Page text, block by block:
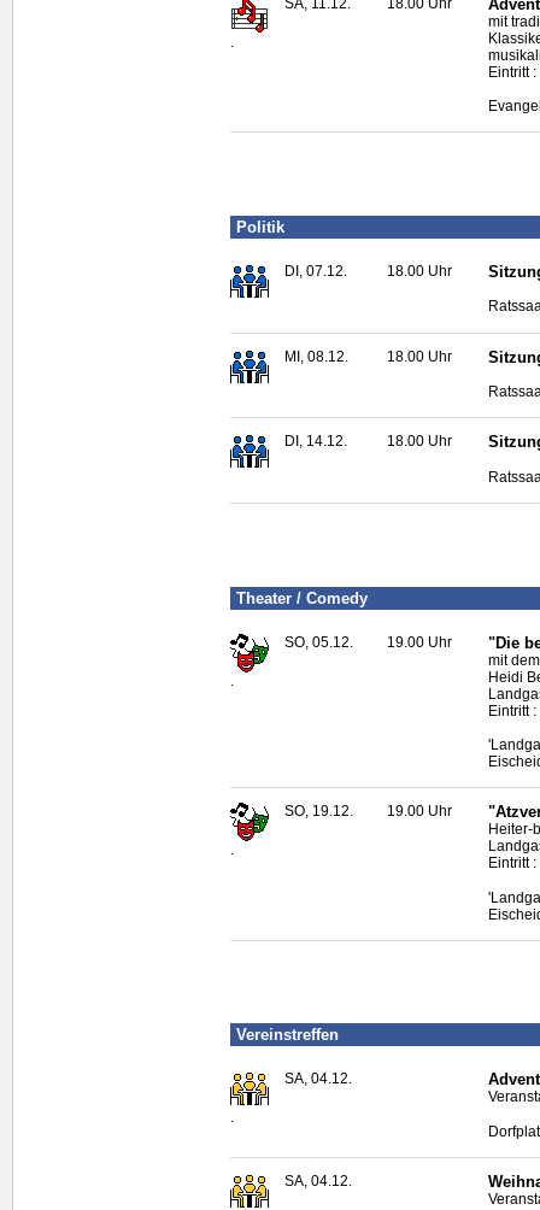
mit
Eintritt
Politik
DI, 07.12. 18.00 Uhr
MI, 08.12. 18.00 Uhr
DI, 14.12. 18.00 Uhr
Theater / Comedy
SO, 05.12. 19.00 Uhr "Die
mit
Heidi
Eintritt
.
SO, 19.12. 19.00 Uhr
Heiter-
Eintritt
Vereinstreffen
.
SA, 04.12.
SA, 04.12.